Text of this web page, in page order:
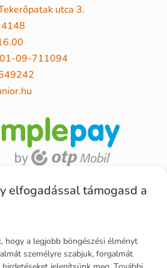
utca 3.
01-09-711094
elfogadással támogasd a
hogy a legjobb böngészési élményt
személyre szabjuk, forgalmát